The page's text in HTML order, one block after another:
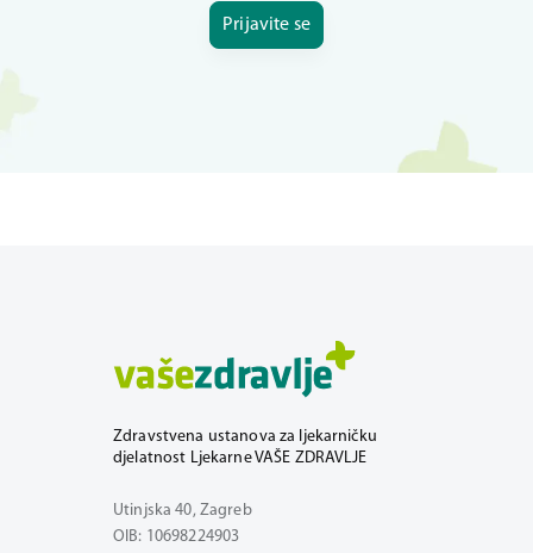
Prijavite se
Zdravstvena ustanova za ljekarničku
djelatnost Ljekarne VAŠE ZDRAVLJE
Utinjska 40, Zagreb
OIB: 10698224903